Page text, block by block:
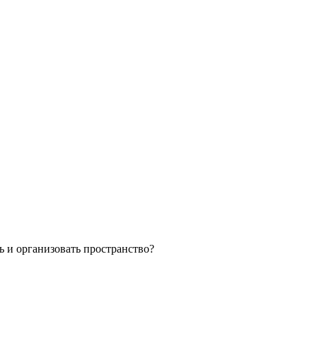
организовать пространство?